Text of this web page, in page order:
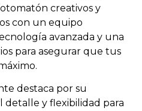
creativos y
con un equipo
avanzada y una
para asegurar que tus
destaca por su
y flexibilidad para